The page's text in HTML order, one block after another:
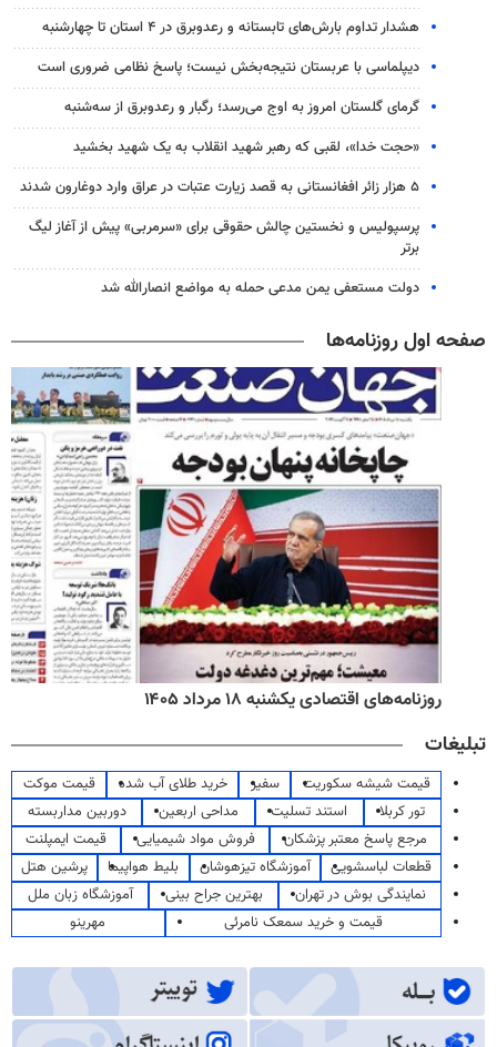
هشدار تداوم بارش‌های تابستانه و رعدوبرق در ۴ استان تا چهارشنبه
دیپلماسی با عربستان نتیجه‌بخش نیست؛ پاسخ نظامی ضروری است
گرمای گلستان امروز به اوج می‌رسد؛ رگبار و رعدوبرق از سه‌شنبه
«حجت خدا»، لقبی که رهبر شهید انقلاب به یک شهید بخشید
۵ هزار زائر افغانستانی به قصد زیارت عتبات در عراق وارد دوغارون شدند
پرسپولیس و نخستین چالش حقوقی برای «سرمربی» پیش از آغاز لیگ
برتر
دولت مستعفی یمن مدعی حمله به مواضع انصارالله شد
صفحه اول روزنامه‌ها
روزنامه‌های اقتصادی یکشنبه ۱۸ مرداد ۱۴۰۵
تبلیغات
قیمت شیشه سکوریت سفیر خرید طلای آب شده
قیمت موکت
تور کربلا
استند تسلیت مداحی اربعین
دوربین مداربسته
مرجع پاسخ معتبر پزشکان
فروش مواد شیمیایی
قیمت ایمپلنت
قطعات لباسشویی
آموزشگاه تیزهوشان بلیط هواپیما
پرشین هتل
نمایندگی بوش در تهران
بهترین جراح بینی
آموزشگاه زبان ملل
قیمت و خرید سمعک نامرئی
مهرینو